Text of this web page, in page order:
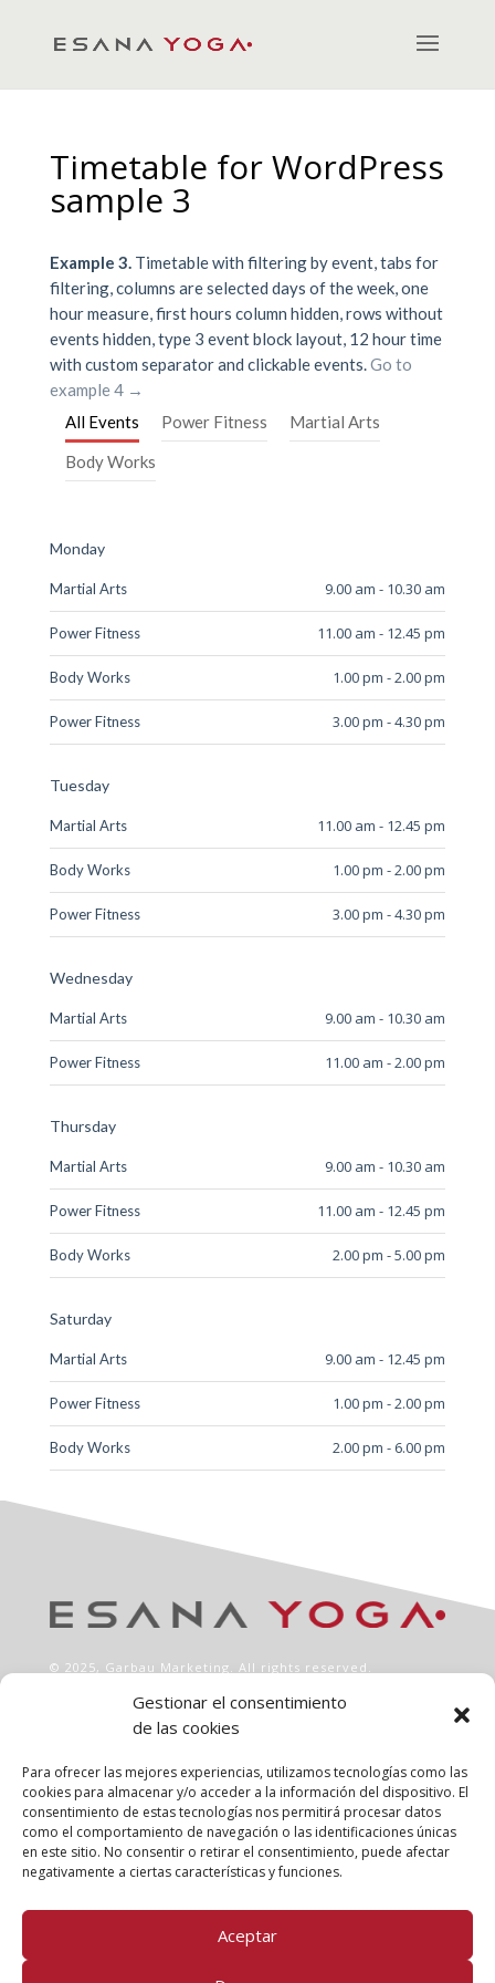
Gestionar el consentimiento
de las cookies
Para ofrecer las mejores experiencias, utilizamos tecnologías como las
cookies para almacenar y/o acceder a la información del dispositivo. El
consentimiento de estas tecnologías nos permitirá procesar datos
como el comportamiento de navegación o las identificaciones únicas
en este sitio. No consentir o retirar el consentimiento, puede afectar
negativamente a ciertas características y funciones.
Aceptar
Timetable for WordPress
sample 3
Example 3.Timetable with filtering by event, tabs for
filtering, columns are selected days of the week, one
hour measure, first hours column hidden, rows without
events hidden, type 3 event block layout, 12 hour time
with custom separator and clickable events.Go to
example 4 →
All Events
Power Fitness
Martial Arts
Body Works
Monday
Martial Arts 9.00 am - 10.30 am
Power Fitness 11.00 am - 12.45 pm
Body Works 1.00 pm - 2.00 pm
Power Fitness 3.00 pm - 4.30 pm
Tuesday
Martial Arts 11.00 am - 12.45 pm
Body Works 1.00 pm - 2.00 pm
Power Fitness 3.00 pm - 4.30 pm
Wednesday
Martial Arts 9.00 am - 10.30 am
Power Fitness 11.00 am - 2.00 pm
Thursday
Martial Arts 9.00 am - 10.30 am
Power Fitness 11.00 am - 12.45 pm
Body Works 2.00 pm - 5.00 pm
Saturday
Martial Arts 9.00 am - 12.45 pm
Power Fitness 1.00 pm - 2.00 pm
Body Works 2.00 pm - 6.00 pm
© 2025, Garbau Marketing. All rights reserved.
INFO
Aviso legal
Política de privacidad
Política de cookies
Clases
Talleres
FOLLOW US!